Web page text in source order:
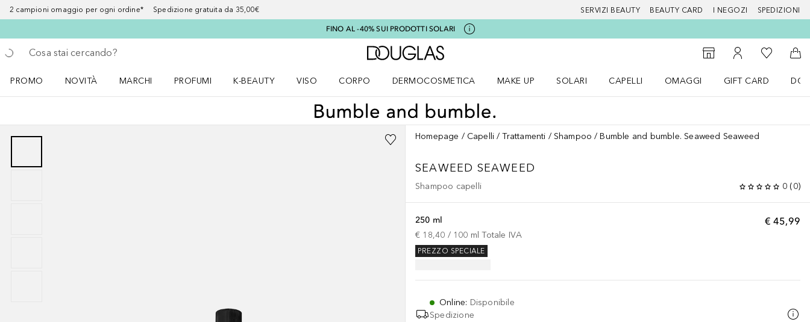
2 campioni omaggio per ogni ordine* Spedizione gratuita da 35,00€ SERVIZI BEAUTY BEAUTY CARD I NEGOZI SPEDIZIONI
FINO AL -40% SUI PRODOTTI SOLARI
Torna indietro
Esegui ricerca
A Douglas Home
StorefinderAl Mio Account
Alla Mia
Al
PROMO
NOVITÀ
MARCHI
PROFUMI
K-BEAUTY
VISO
CORPO
DERMOCOSMETICA
MAKE UP
SOLARI
CAPELLI
OMAGGI
GIFT CARD
Homepage Capelli Trattamenti Shampoo Bumble and bumble. Seaweed Seaweed
SEAWEED SEAWEED
Shampoo capelli 0 (0)
€ 45,99
250 ml
€ 18,40 / 100 ml Totale IVA
PREZZO SPECIALE
Online: Disponibile
Spedizione